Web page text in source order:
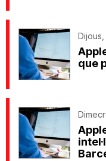
que